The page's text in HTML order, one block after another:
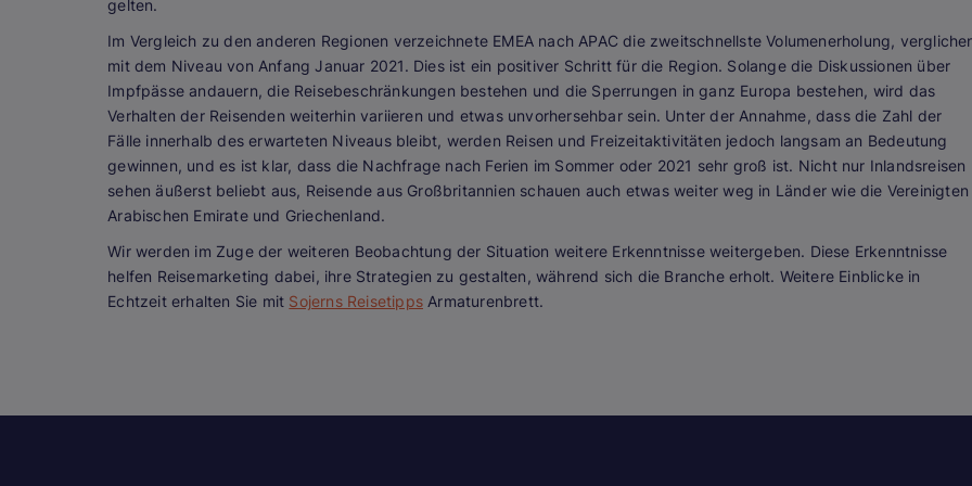
gelten.
Im Vergleich zu den anderen Regionen verzeichnete EMEA nach APAC die zweitschnellste Volumenerholung,
mit dem Niveau von Anfang Januar 2021. Dies ist ein positiver Schritt für die Region. Solange die Diskussionen über
Impfpässe andauern, die Reisebeschränkungen bestehen und die Sperrungen in ganz Europa bestehen, wird das
Verhalten der Reisenden weiterhin variieren und etwas unvorhersehbar sein. Unter der Annahme, dass die Zahl der
Fälle innerhalb des erwarteten Niveaus bleibt, werden Reisen und Freizeitaktivitäten jedoch langsam an Bedeutung
gewinnen, und es ist klar, dass die Nachfrage nach Ferien im Sommer oder 2021 sehr groß ist. Nicht nur Inlandsreisen
sehen äußerst beliebt aus, Reisende aus Großbritannien schauen auch etwas weiter weg in Länder wie die Vereinigten
Arabischen Emirate und Griechenland.
Wir werden im Zuge der weiteren Beobachtung der Situation weitere Erkenntnisse weitergeben. Diese Erkenntnisse
helfen Reisemarketing dabei, ihre Strategien zu gestalten, während sich die Branche erholt. Weitere Einblicke in
Echtzeit erhalten Sie mit Sojerns Reisetipps Armaturenbrett.